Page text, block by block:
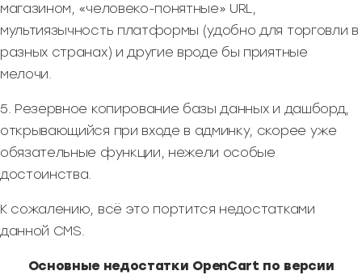
магазином, «человеко-понятные» URL,
мультиязычность платформы (удобно для торговли в
разных странах) и другие вроде бы приятные
мелочи.
5. Резервное копирование базы данных и дашборд,
открывающийся при входе в админку, скорее уже
обязательные функции, нежели особые
достоинства.
К сожалению, всё это портится недостатками
данной CMS.
Основные недостатки OpenCart по версии